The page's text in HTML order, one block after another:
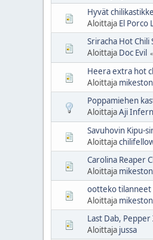
Hyvät
Aloittaja El Porco
Sriracha Hot Chili
Aloittaja Doc Evil
Heera extra hot
Aloittaja
Poppamiehen
AloittajaAji
Savuhovin Kipu-
Aloittaja
Carolina Reaper
Aloittaja
ootteko tilanneet
Aloittaja
Last Dab, Pepper
Aloittaja jussa